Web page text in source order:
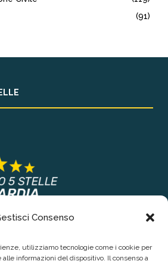
Consenso
utilizziamo tecnologie come i cookie per
informazioni del dispositivo. Il consenso a
(91)